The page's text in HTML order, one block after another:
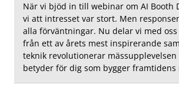
När vi bjöd in till webinar om AI Booth
vi att intresset var stort. Men
alla förväntningar. Nu delar vi med
från ett av årets mest inspirerande
teknik revolutionerar mässupplevelsen
betyder för dig som bygger framtidens